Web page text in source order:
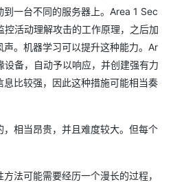
一台不同的服务器上。Area 1 Sec
活动理解攻击的工作原理，之后加
。机器学习可以提升这种能力。Ar
备，自动予以响应，并创建强有力
比较强，因此这种措施可能相当奏
相当昂贵，并且难度较大。但每个
法可能需要经历一个漫长的过程，